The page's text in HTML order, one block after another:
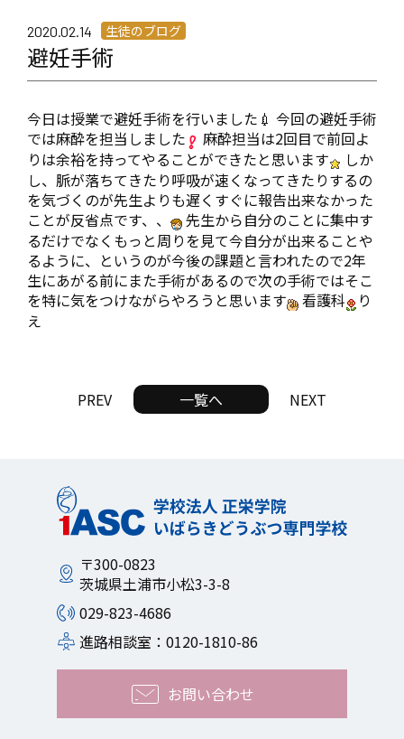
2020.02.14 生徒のブログ
避妊手術
今日は授業で避妊手術を行いました💉 今回の避妊手術
では麻酔を担当しました
麻酔担当は2回目で前回よ
りは余裕を持ってやることができたと思います
しか
し、脈が落ちてきたり呼吸が速くなってきたりするの
を気づくのが先生よりも遅くすぐに報告出来なかった
ことが反省点です、、
先生から自分のことに集中す
るだけでなくもっと周りを見て今自分が出来ることや
るように、というのが今後の課題と言われたので2年
生にあがる前にまた手術があるので次の手術ではそこ
を特に気をつけながらやろうと思います
看護科
り
え
PREV 一覧へ NEXT
〒300-0823
茨城県土浦市小松3-3-8
029-823-4686
進路相談室：0120-1810-86
お問い合わせ